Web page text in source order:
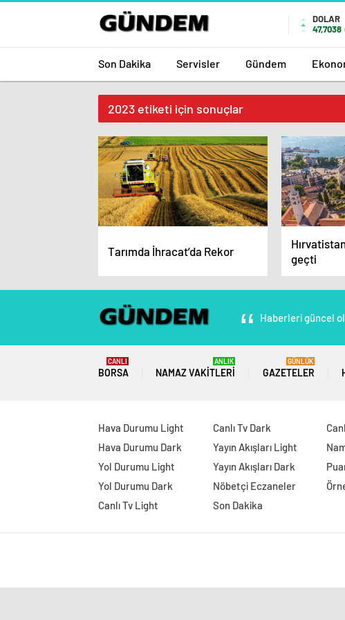
DOLAR
47,7038
Son Dakika Servisler Gündem
2023 etiketi için sonuçlar
Tarımda İhracat’da Rekor
geçti
Haberleri güncel
BORSA
CANLI
NAMAZ VAKITLERI
ANLIK
GAZETELER
GÜNLÜK
Hava Durumu Light
Hava Durumu Dark
Yol Durumu Light
Yol Durumu Dark
Canlı Tv Light
Canlı Tv Dark
Yayın Akışları Light
Yayın Akışları Dark
Nöbetçi Eczaneler
Son Dakika